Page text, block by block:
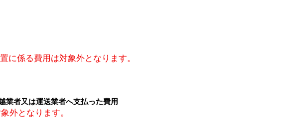
に係る費用は対象外となります。
業者又は運送業者へ支払った費用
外となります。